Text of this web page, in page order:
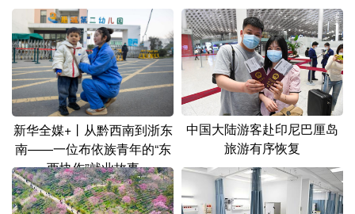
Deutsch Português
新华全媒+丨从黔西南到浙东
南——一位布依族青年的“东
西协作”就业故事
中国大陆游客赴印尼巴厘岛
旅游有序恢复